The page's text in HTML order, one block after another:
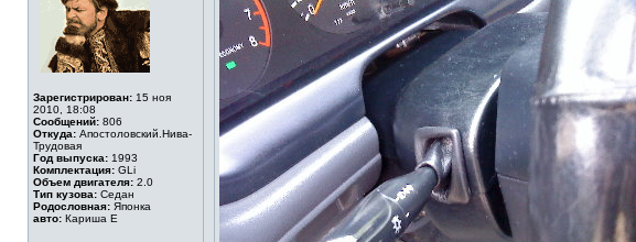
Зарегистрирован: 15 ноя
2010, 18:08
Сообщений: 806
Откуда: Апостоловский.Нива-
Трудовая
Год выпуска: 1993
Комплектация: GLi
Объем двигателя: 2.0
Тип кузова: Седан
Родословная: Японка
авто: Кариша Е